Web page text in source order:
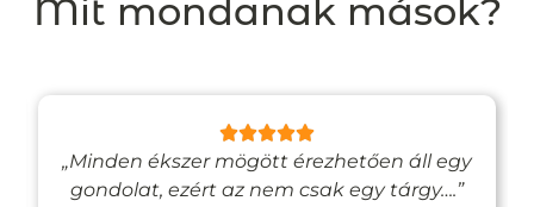
Mit mondanak mások?
„Minden ékszer mögött érezhetően áll egy
gondolat, ezért az nem csak egy tárgy….”